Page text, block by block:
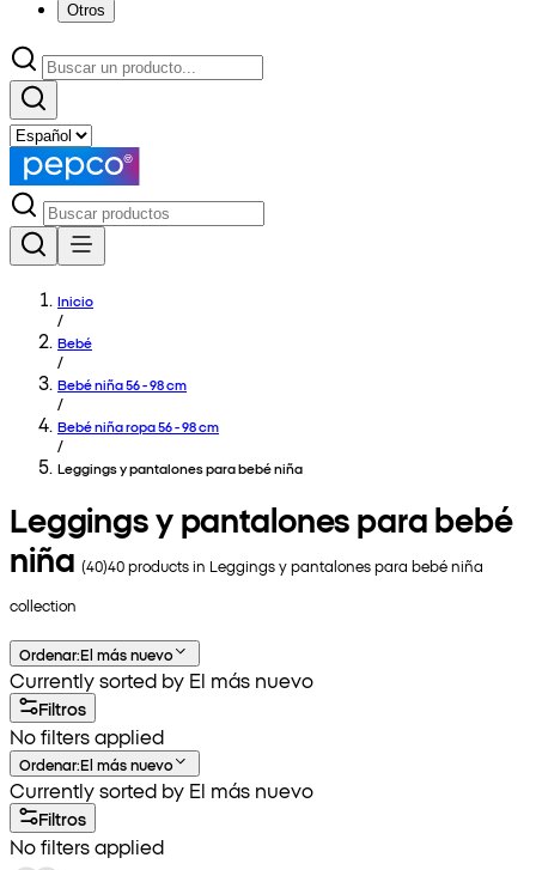
Otros
Inicio
/
Bebé
/
Bebé niña 56 - 98 cm
/
Bebé niña ropa 56 - 98 cm
/
Leggings y pantalones para bebé niña
Leggings y pantalones para bebé
niña(40)40products in Leggings y pantalones para bebé niña
collection
Ordenar:El más nuevo
Currently sorted by El más nuevo
Filtros
No filters applied
Ordenar:El más nuevo
Currently sorted by El más nuevo
Filtros
No filters applied